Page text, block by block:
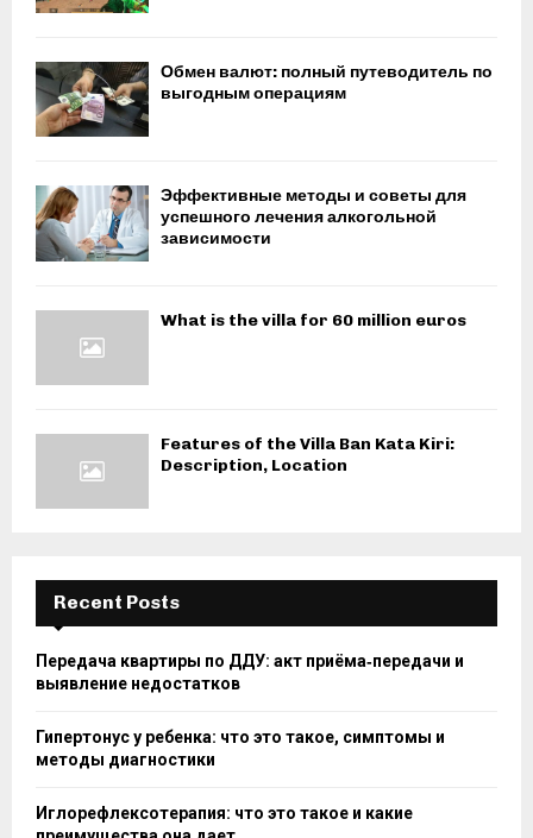
Обмен валют: полный путеводитель по
выгодным операциям
Эффективные методы и советы для
успешного лечения алкогольной
зависимости
What is the villa for 60 million euros
Features of the Villa Ban Kata Kiri:
Description, Location
Recent Posts
Передача квартиры по ДДУ: акт приёма‑передачи и
выявление недостатков
Гипертонус у ребенка: что это такое, симптомы и
методы диагностики
Иглорефлексотерапия: что это такое и какие